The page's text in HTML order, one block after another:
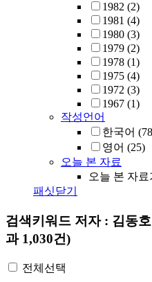
1982 (2)
1981 (4)
1980 (3)
1979 (2)
1978 (1)
1975 (4)
1972 (3)
1967 (1)
작성언어
한국어
영어 (25)
오늘 본 자료
오늘 본 자
패싯닫기
검색키워드 저자 : 김동
과 1,030건)
전체선택